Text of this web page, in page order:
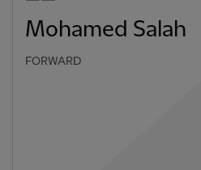
Mohamed Salah
FORWARD